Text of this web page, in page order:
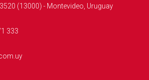
(13000) - Montevideo, Uruguay
333